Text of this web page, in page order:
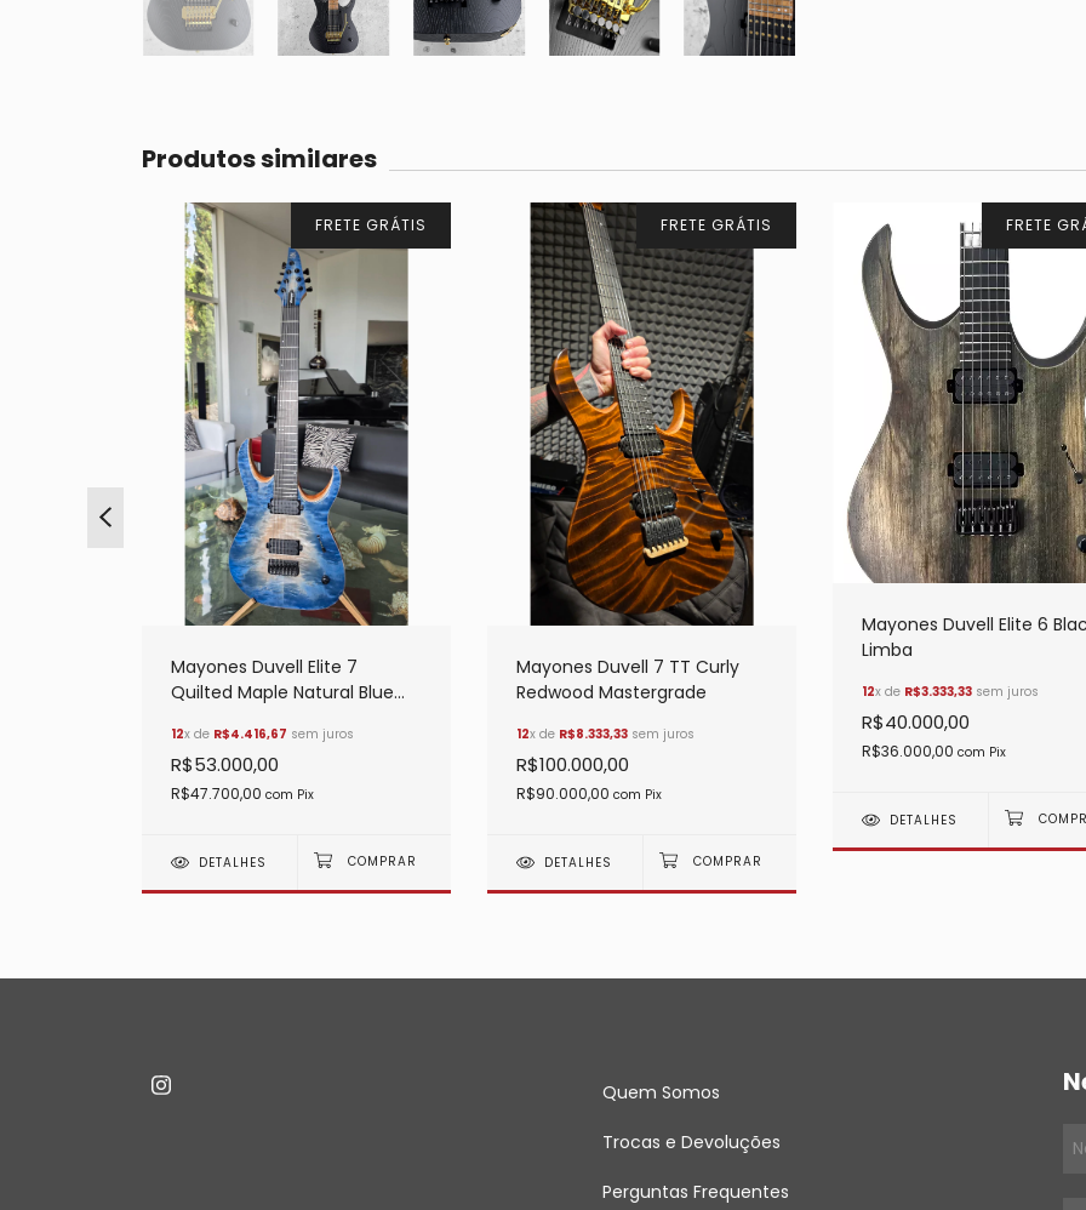
Produtos similares
FRETE GRÁTIS
Mayones Duvell Elite 7
Quilted Maple Natural Blue
12x de R$4.416,67 sem juros
R$53.000,00
R$47.700,00 com Pix
DETALHES
FRETE GRÁTIS
Mayones Duvell 7 TT Curly
Redwood Mastergrade
12x de R$8.333,33 sem juros
R$100.000,00
R$90.000,00 com Pix
DETALHES
FRETE
Mayones Duvell Elite 6
Limba
12x de R$3.333,33 sem juros
R$40.000,00
R$36.000,00 com Pix
DETALHES
Quem Somos
Trocas e Devoluções
Perguntas Frequentes